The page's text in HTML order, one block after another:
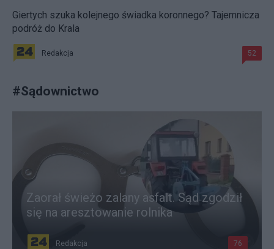
Giertych szuka kolejnego świadka koronnego? Tajemnicza
podróż do Krala
Redakcja 52
#Sądownictwo
Zaorał świeżo zalany asfalt. Sąd zgodził
się na aresztowanie rolnika
Redakcja 76